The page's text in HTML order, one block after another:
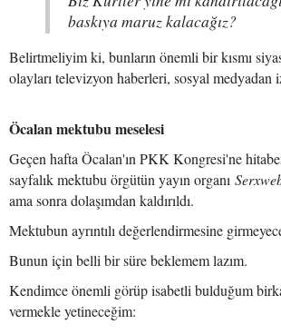
baskıya maruz kalacağız?
Belirtmeliyim ki, bunların önemli bir kısmı
olayları televizyon haberleri, sosyal medyadan
Öcalan mektubu meselesi
Geçen hafta Öcalan'ın PKK Kongresi'ne
sayfalık mektubu örgütün yayın organı
ama sonra dolaşımdan kaldırıldı.
Mektubun ayrıntılı değerlendirmesine
Bunun için belli bir süre beklemem lazım.
Kendimce önemli görüp isabetli bulduğum
vermekle yetineceğim: